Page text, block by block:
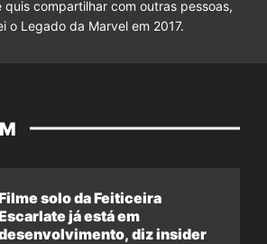
quis compartilhar com outras pessoas,
o Legado da Marvel em 2017.
solo da Feiticeira
já está em
diz insider